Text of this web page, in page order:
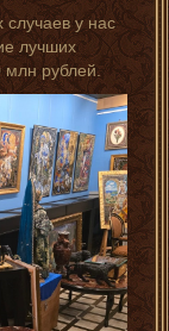
случаев у нас
лучших
рублей.